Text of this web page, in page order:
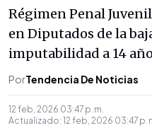
Régimen Penal
en Diputados de la
imputabilidad a 14
PorTendencia De Noticias
12 feb, 2026 03:47 p. m.
Actualizado: 12 feb, 2026 03:47 p.